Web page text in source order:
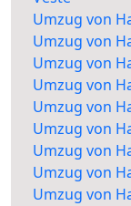
Umzug von
Umzug von
Umzug von
Umzug von
Umzug von
Umzug von
Umzug von
Umzug von
Umzug von